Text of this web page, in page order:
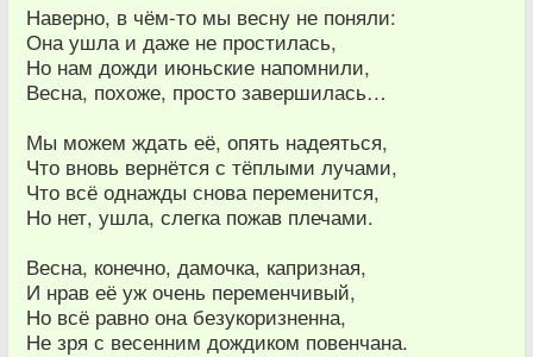
Наверно, в чём-то мы весну не поняли:
Она ушла и даже не простилась,
Но нам дожди июньские напомнили,
Весна, похоже, просто завершилась…
Мы можем ждать её, опять надеяться,
Что вновь вернётся с тёплыми лучами,
Что всё однажды снова переменится,
Но нет, ушла, слегка пожав плечами.
Весна, конечно, дамочка, капризная,
И нрав её уж очень переменчивый,
Но всё равно она безукоризненна,
Не зря с весенним дождиком повенчана.